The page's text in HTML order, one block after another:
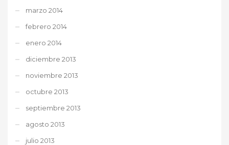
marzo 2014
febrero 2014
enero 2014
diciembre 2013
noviembre 2013
octubre 2013
septiembre 2013
agosto 2013
julio 2013